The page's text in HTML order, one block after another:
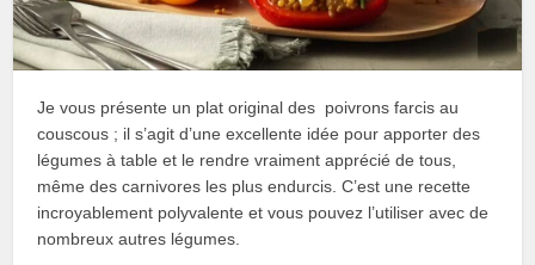
Je vous présente un plat original des poivrons farcis au
couscous ; il s’agit d’une excellente idée pour apporter des
légumes à table et le rendre vraiment apprécié de tous,
même des carnivores les plus endurcis. C’est une recette
incroyablement polyvalente et vous pouvez l’utiliser avec de
nombreux autres légumes.